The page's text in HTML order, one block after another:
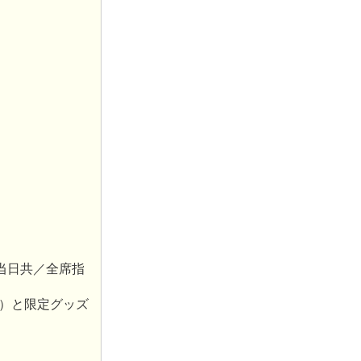
日共／全席指
と限定グッズ